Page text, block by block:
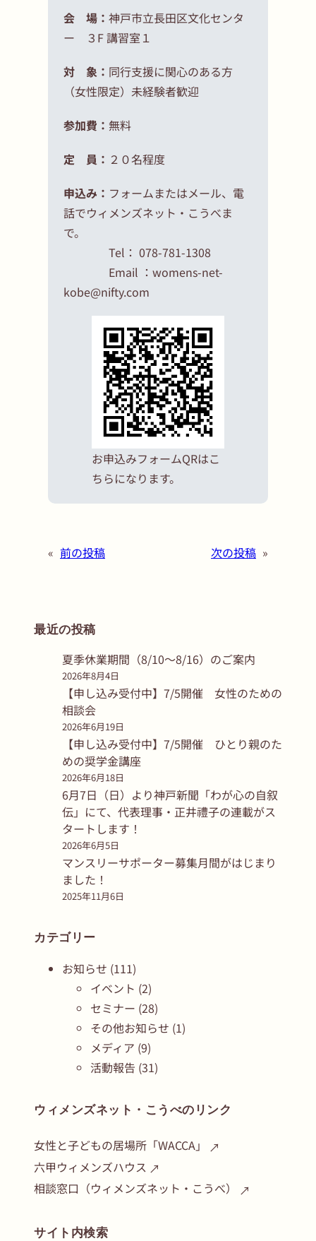
会 場：神戸市立長田区文化センタ
ー ３F 講習室１
対 象： 同行支援に関心のある方
（女性限定）未経験者歓迎
参加費： 無料
定 員： ２０名程度
申込み： フォームまたはメール、電
話でウィメンズネット・こうべま
で。
Tel： 078-781-1308
Email ：womens-net-
kobe@nifty.com
お申込みフォームQRはこ
ちらになります。
« 前の投稿 次の投稿 »
最近の投稿
夏季休業期間（8/10〜8/16）のご案内
2026年8月4日
【申し込み受付中】7/5開催 女性のための
相談会
2026年6月19日
【申し込み受付中】7/5開催 ひとり親のた
めの奨学金講座
2026年6月18日
6月7日（日）より神戸新聞「わが心の自叙
伝」にて、代表理事・正井禮子の連載がス
タートします！
2026年6月5日
マンスリーサポーター募集月間がはじまり
ました！
2025年11月6日
カテゴリー
お知らせ (111)
イベント (2)
セミナー (28)
その他お知らせ (1)
メディア (9)
活動報告 (31)
ウィメンズネット・こうべのリンク
女性と子どもの居場所「WACCA」
六甲ウィメンズハウス
相談窓口（ウィメンズネット・こうべ）
サイト内検索